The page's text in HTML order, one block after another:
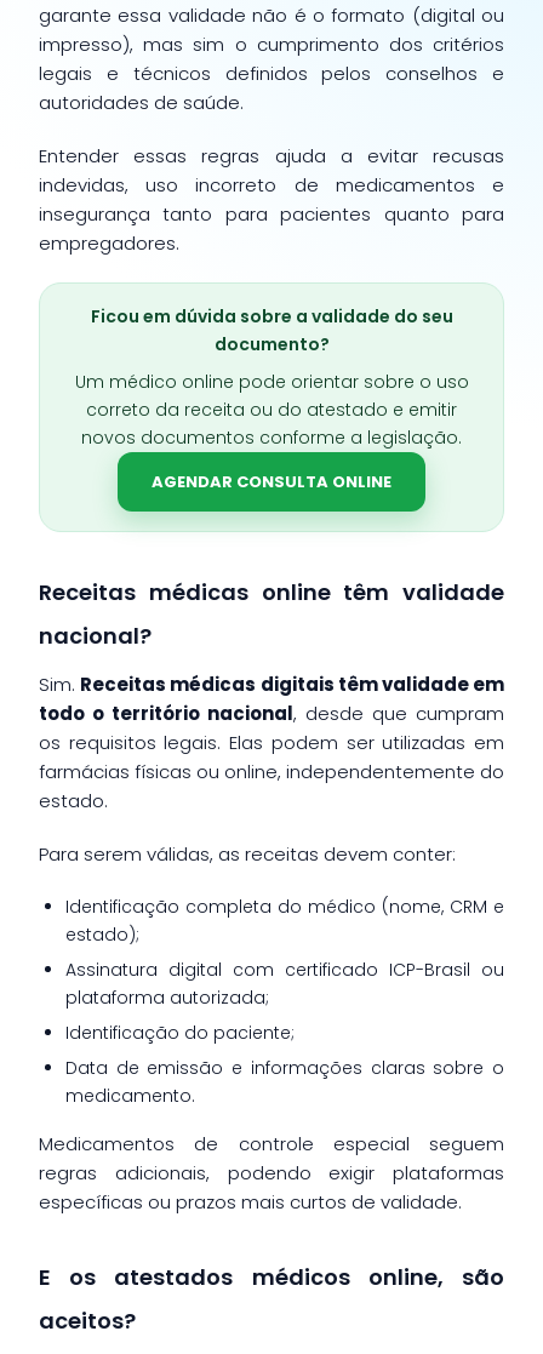
garante essa validade não é o formato (digital ou
impresso), mas sim o cumprimento dos critérios
legais e técnicos definidos pelos conselhos e
autoridades de saúde.
Entender essas regras ajuda a evitar recusas
indevidas, uso incorreto de medicamentos e
insegurança tanto para pacientes quanto para
empregadores.
Ficou em dúvida sobre a validade do seu
documento?
Um médico online pode orientar sobre o uso
correto da receita ou do atestado e emitir
novos documentos conforme a legislação.
AGENDAR CONSULTA ONLINE
Receitas médicas online têm validade
nacional?
Sim. Receitas médicas digitais têm validade em
todo o território nacional, desde que cumpram
os requisitos legais. Elas podem ser utilizadas em
farmácias físicas ou online, independentemente do
estado.
Para serem válidas, as receitas devem conter:
Identificação completa do médico (nome, CRM e
estado);
Assinatura digital com certificado ICP-Brasil ou
plataforma autorizada;
Identificação do paciente;
Data de emissão e informações claras sobre o
medicamento.
Medicamentos de controle especial seguem
regras adicionais, podendo exigir plataformas
específicas ou prazos mais curtos de validade.
E os atestados médicos online, são
aceitos?